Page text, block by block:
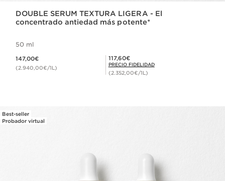
DOUBLE SERUM TEXTURA LIGERA - El
concentrado antiedad más potente*
50 ml
147,00€
(2.940,00€/1L)
Precio Fidelidad 117,60€
117,60€
PRECIO FIDELIDAD
(2.352,00€/1L)
Best-seller
Probador virtual